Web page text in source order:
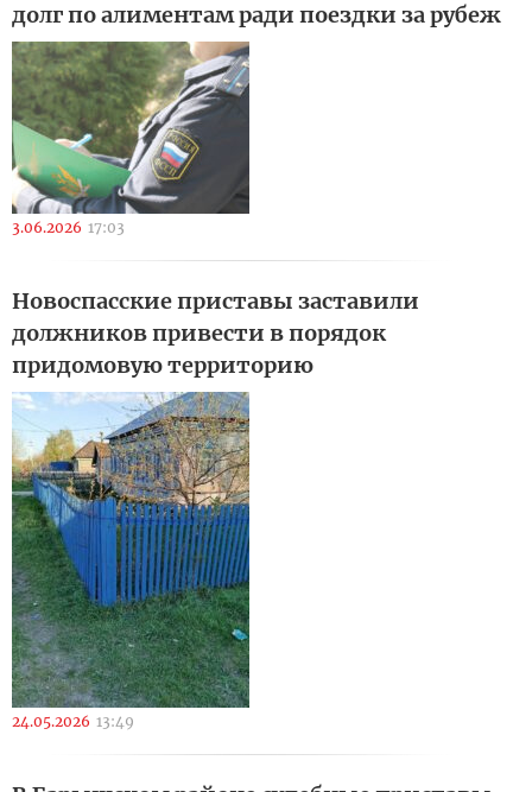
долг по алиментам ради поездки за рубеж
3.06.2026 17:03
Новоспасские приставы заставили
должников привести в порядок
придомовую территорию
24.05.2026 13:49